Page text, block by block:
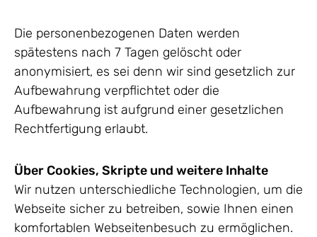
Die personenbezogenen Daten werden
spätestens nach 7 Tagen gelöscht oder
anonymisiert, es sei denn wir sind gesetzlich zur
Aufbewahrung verpflichtet oder die
Aufbewahrung ist aufgrund einer gesetzlichen
Rechtfertigung erlaubt.
Über Cookies, Skripte und weitere Inhalte
Wir nutzen unterschiedliche Technologien, um die
Webseite sicher zu betreiben, sowie Ihnen einen
komfortablen Webseitenbesuch zu ermöglichen.